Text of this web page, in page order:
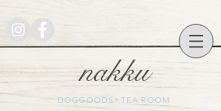
nakku
DOGGOODS+TEA ROOM